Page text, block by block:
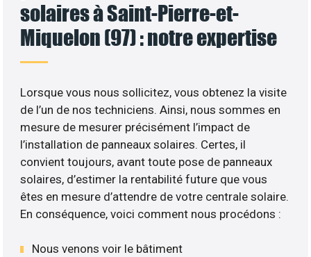
solaires à Saint-Pierre-et-
Miquelon (97) : notre expertise
Lorsque vous nous sollicitez, vous obtenez la visite
de l’un de nos techniciens. Ainsi, nous sommes en
mesure de mesurer précisément l’impact de
l’installation de panneaux solaires. Certes, il
convient toujours, avant toute pose de panneaux
solaires, d’estimer la rentabilité future que vous
êtes en mesure d’attendre de votre centrale solaire.
En conséquence, voici comment nous procédons :
Nous venons voir le bâtiment